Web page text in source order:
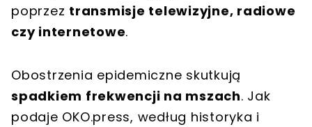
poprzez transmisje telewizyjne, radiowe
czy internetowe.
Obostrzenia epidemiczne skutkują
spadkiem frekwencji na mszach. Jak
podaje OKO.press, według historyka i